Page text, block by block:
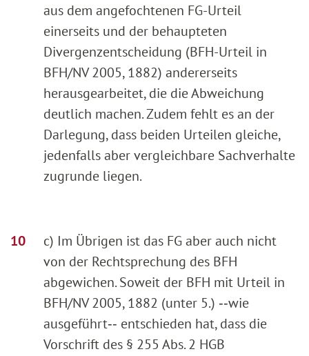
aus dem angefochtenen FG-Urteil
einerseits und der behaupteten
Divergenzentscheidung (BFH-Urteil in
BFH/NV 2005, 1882) andererseits
herausgearbeitet, die die Abweichung
deutlich machen. Zudem fehlt es an der
Darlegung, dass beiden Urteilen gleiche,
jedenfalls aber vergleichbare Sachverhalte
zugrunde liegen.
c) Im Übrigen ist das FG aber auch nicht
von der Rechtsprechung des BFH
abgewichen. Soweit der BFH mit Urteil in
BFH/NV 2005, 1882 (unter 5.) ‑‑wie
ausgeführt‑‑ entschieden hat, dass die
Vorschrift des § 255 Abs. 2 HGB